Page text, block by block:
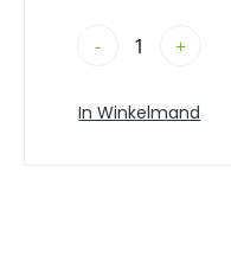
- +
In Winkelmand